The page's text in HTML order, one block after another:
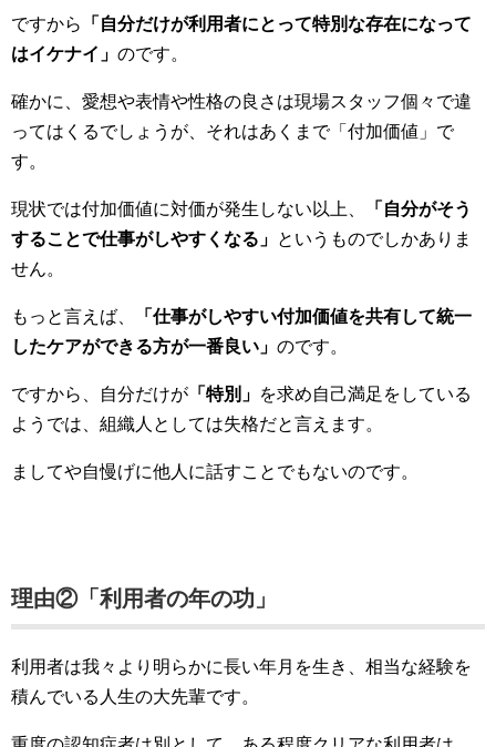
ですから
「自分だけが利用者にとって特別な存在になって
はイケナイ」 のです。
確かに、愛想や表情や性格の良さは現場スタッフ個々で違
ってはくるでしょうが、それはあくまで「付加価値」で
す。
現状では付加価値に対価が発生しない以上、
「自分がそう
することで仕事がしやすくなる」 というものでしかありま
せん。
もっと言えば、
「仕事がしやすい付加価値を共有して統一
したケアができる方が一番良い」 のです。
ですから、自分だけが 「特別」 を求め自己満足をしている
ようでは、組織人としては失格だと言えます。
ましてや自慢げに他人に話すことでもないのです。
理由②「利用者の年の功」
利用者は我々より明らかに長い年月を生き、相当な経験を
積んでいる人生の大先輩です。